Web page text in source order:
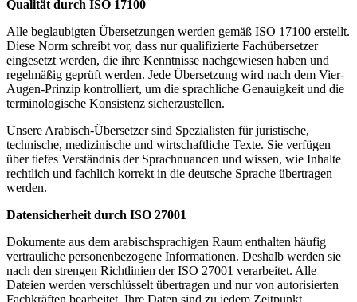
Qualität durch ISO 17100
Alle beglaubigten Übersetzungen werden gemäß ISO 17100 erstellt.
Diese Norm schreibt vor, dass nur qualifizierte Fachübersetzer
eingesetzt werden, die ihre Kenntnisse nachgewiesen haben und
regelmäßig geprüft werden. Jede Übersetzung wird nach dem Vier-
Augen-Prinzip kontrolliert, um die sprachliche Genauigkeit und die
terminologische Konsistenz sicherzustellen.
Unsere Arabisch-Übersetzer sind Spezialisten für juristische,
technische, medizinische und wirtschaftliche Texte. Sie verfügen
über tiefes Verständnis der Sprachnuancen und wissen, wie Inhalte
rechtlich und fachlich korrekt in die deutsche Sprache übertragen
werden.
Datensicherheit durch ISO 27001
Dokumente aus dem arabischsprachigen Raum enthalten häufig
vertrauliche personenbezogene Informationen. Deshalb werden sie
nach den strengen Richtlinien der ISO 27001 verarbeitet. Alle
Dateien werden verschlüsselt übertragen und nur von autorisierten